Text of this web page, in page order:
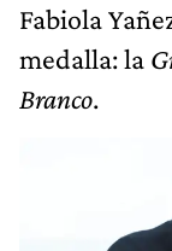
Fabiola
medalla: la
Branco.